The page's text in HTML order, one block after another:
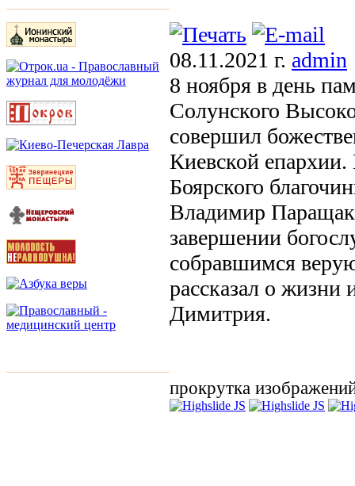
08.11.2021 г. admin
8 ноября в день
Солунского
совершил
Киевской
Боярского
Владимир
завершении
собравшимся
рассказал о жизни
Димитрия.
прокрутка